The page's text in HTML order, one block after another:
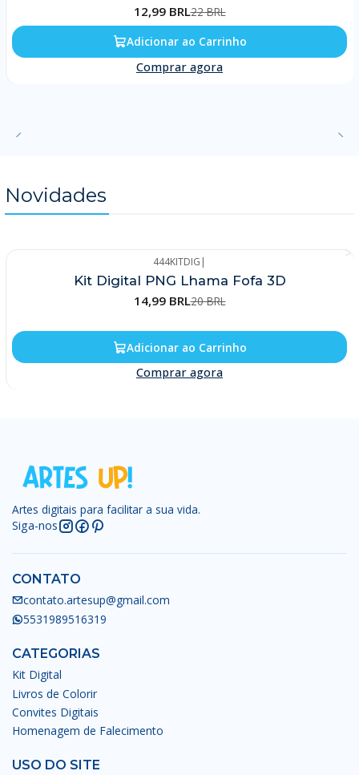
12,99 BRL22 BRL
Adicionar ao Carrinho
Comprar agora
Novidades
444KITDIG |
Kit Digital PNG Lhama Fofa 3D
14,99 BRL20 BRL
Adicionar ao Carrinho
Comprar agora
Artes digitais para facilitar a sua vida.
Siga-nos
CONTATO
contato.artesup@gmail.com
5531989516319
CATEGORIAS
Kit Digital
Livros de Colorir
Convites Digitais
Homenagem de Falecimento
USO DO SITE